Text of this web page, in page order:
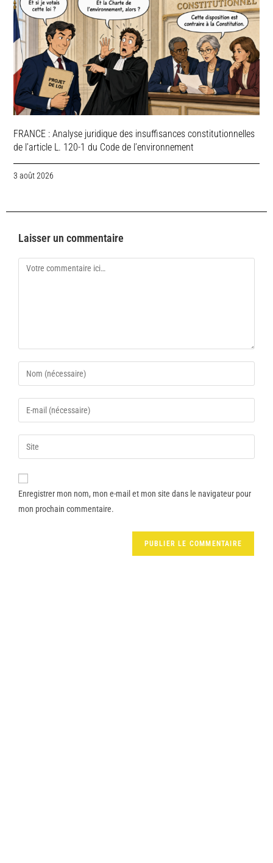
FRANCE : Analyse juridique des insuffisances constitutionnelles
de l’article L. 120-1 du Code de l’environnement
3 août 2026
Laisser un commentaire
Enregistrer mon nom, mon e-mail et mon site dans le navigateur pour
mon prochain commentaire.